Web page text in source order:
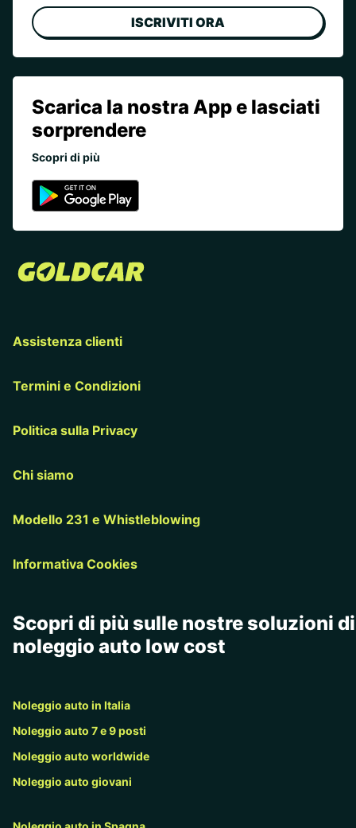
ISCRIVITI ORA
Scarica la nostra App e lasciati
sorprendere
Scopri di più
Assistenza clienti
Termini e Condizioni
Politica sulla Privacy
Chi siamo
Modello 231 e Whistleblowing
Informativa Cookies
Scopri di più sulle nostre soluzioni di
noleggio auto low cost
Noleggio auto in Italia
Noleggio auto 7 e 9 posti
Noleggio auto worldwide
Noleggio auto giovani